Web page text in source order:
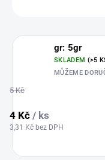
gr: 5gr
SKLADEM (>5
MŮŽEME
5 Kč
4 Kč / ks
3,31 Kč bez DPH